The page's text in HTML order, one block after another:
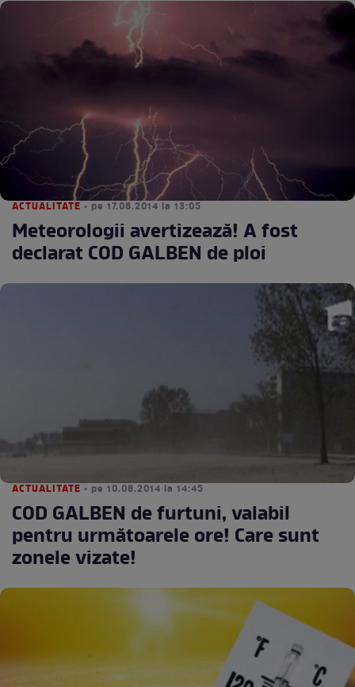
ACTUALITATE • pe 17.08.2014 la 13:05
Meteorologii avertizează! A fost
declarat COD GALBEN de ploi
ACTUALITATE • pe 10.08.2014 la 14:45
COD GALBEN de furtuni, valabil
pentru următoarele ore! Care sunt
zonele vizate!